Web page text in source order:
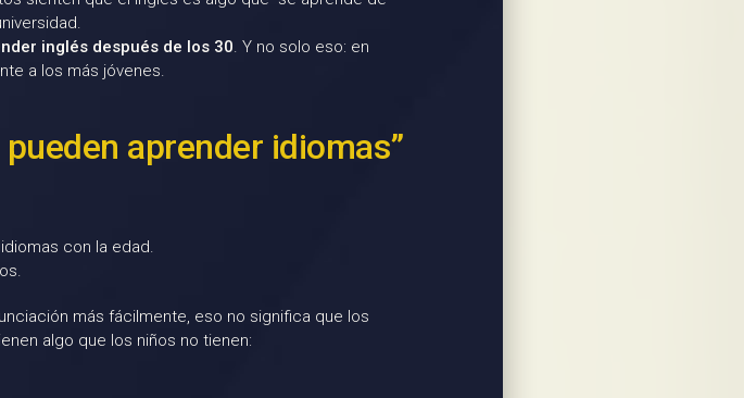
inglés después de los 30. Y no solo eso: en
a los más jóvenes.
aprender idiomas”
con la edad.
más fácilmente, eso no significa que los
algo que los niños no tienen: